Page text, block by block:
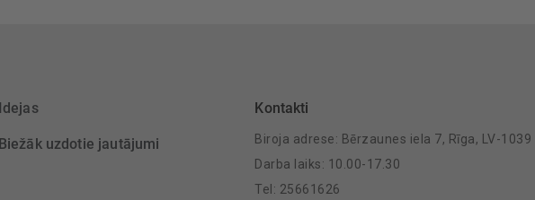
Idejas
Biežāk uzdotie jautājumi
Kontakti
Biroja adrese: Bērzaunes iela 7, Rīga, LV-1039
Darba laiks: 10.00-17.30
Tel: 25661626